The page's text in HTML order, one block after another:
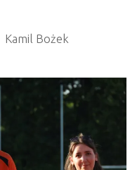
Kamil Bożek